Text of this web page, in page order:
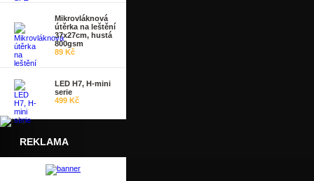
Mikrovláknová
útěrka na leštění
37x27cm, hustá
800gsm
89 Kč
LED H7, H-mini
serie
499 Kč
REKLAMA